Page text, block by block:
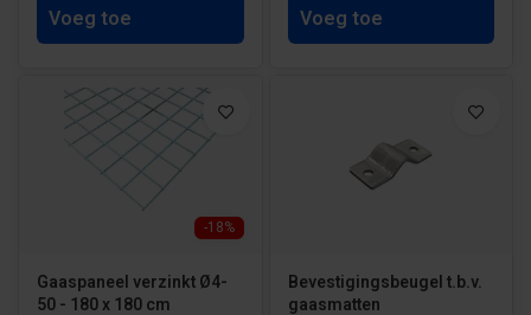
Voeg toe Voeg toe
-18%
Gaaspaneel verzinkt Ø4-
50 - 180 x 180 cm
Bevestigingsbeugel t.b.v.
gaasmatten